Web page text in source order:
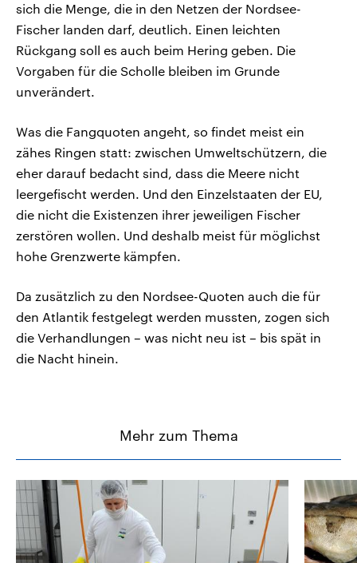
sich die Menge, die in den Netzen der Nordsee-
Fischer landen darf, deutlich. Einen leichten
Rückgang soll es auch beim Hering geben. Die
Vorgaben für die Scholle bleiben im Grunde
unverändert.
Was die Fangquoten angeht, so findet meist ein
zähes Ringen statt: zwischen Umweltschützern, die
eher darauf bedacht sind, dass die Meere nicht
leergefischt werden. Und den Einzelstaaten der EU,
die nicht die Existenzen ihrer jeweiligen Fischer
zerstören wollen. Und deshalb meist für möglichst
hohe Grenzwerte kämpfen.
Da zusätzlich zu den Nordsee-Quoten auch die für
den Atlantik festgelegt werden mussten, zogen sich
die Verhandlungen – was nicht neu ist – bis spät in
die Nacht hinein.
Mehr zum Thema